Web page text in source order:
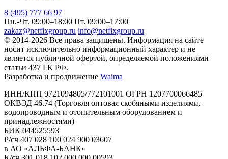
8 (495) 777 66 97
Пн.-Чт. 09:00–18:00 Пт. 09:00–17:00
zakaz@netfixgroup.ru info@netfixgroup.ru
© 2014-2026 Все права защищены. Информация на сайте
носит исключительно информационный характер и не
является публичной офертой, определяемой положениями
статьи 437 ГК РФ.
Разработка и продвижение Waima
ИНН/КПП 9721094805/772101001 ОГРН 1207700066485
ОКВЭД 46.74 (Торговля оптовая скобяными изделиями,
водопроводным и отопительным оборудованием и
принадлежностями)
БИК 044525593
Р/сч 407 028 100 024 900 03607
в АО «АЛЬФА-БАНК»